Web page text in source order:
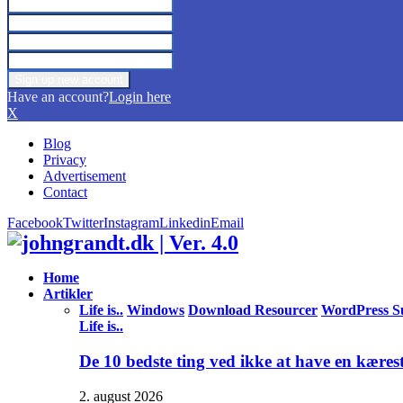
Have an account?Login here
X
Blog
Privacy
Advertisement
Contact
FacebookTwitterInstagramLinkedinEmail
Home
Artikler
Life is.. Windows Download Resourcer WordPress
Life is..
De 10 bedste ting ved ikke at have en
2. august 2026